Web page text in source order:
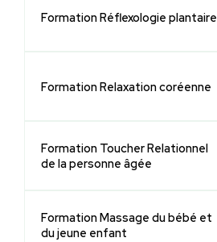
Formation Réflexologie plantaire
Formation Relaxation coréenne
Formation Toucher Relationnel
de la personne âgée
Formation Massage du bébé et
du jeune enfant